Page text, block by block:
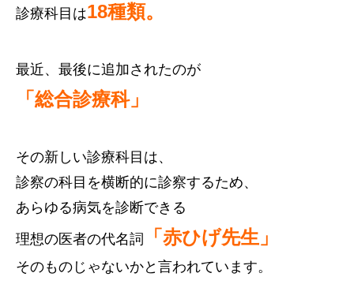
診療科目は18種類。
最近、最後に追加されたのが
「総合診療科」
その新しい診療科目は、
診察の科目を横断的に診察するため、
あらゆる病気を診断できる
理想の医者の代名詞
「赤ひげ先生」
そのものじゃないかと言われています。